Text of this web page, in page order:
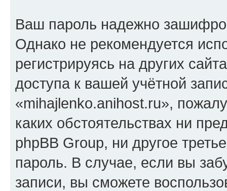
Ваш пароль надежно
Однако не рекомендуется
регистрируясь на других
доступа к вашей учётной
«mihajlenko.anihost.ru»,
каких обстоятельствах ни
phpBB Group, ни другое
пароль. В случае, если вы
записи, вы сможете